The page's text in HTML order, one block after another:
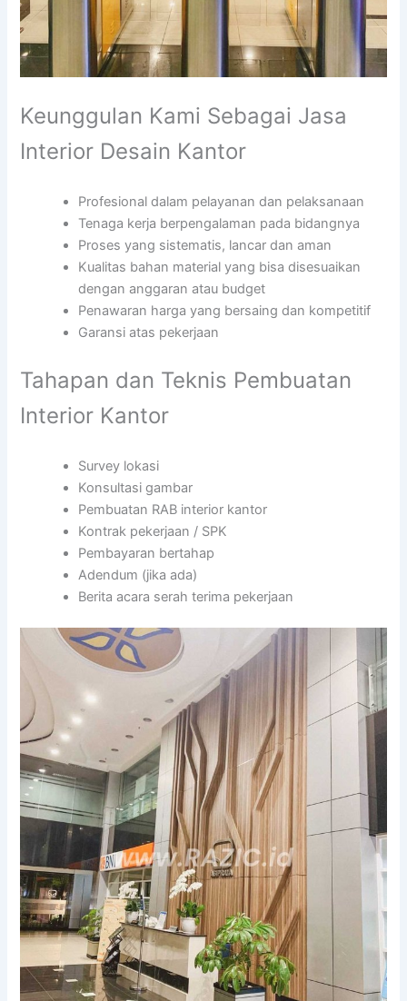
Keunggulan Kami Sebagai Jasa
Interior Desain Kantor
Profesional dalam pelayanan dan pelaksanaan
Tenaga kerja berpengalaman pada bidangnya
Proses yang sistematis, lancar dan aman
Kualitas bahan material yang bisa disesuaikan
dengan anggaran atau budget
Penawaran harga yang bersaing dan kompetitif
Garansi atas pekerjaan
Tahapan dan Teknis Pembuatan
Interior Kantor
Survey lokasi
Konsultasi gambar
Pembuatan RAB interior kantor
Kontrak pekerjaan / SPK
Pembayaran bertahap
Adendum (jika ada)
Berita acara serah terima pekerjaan